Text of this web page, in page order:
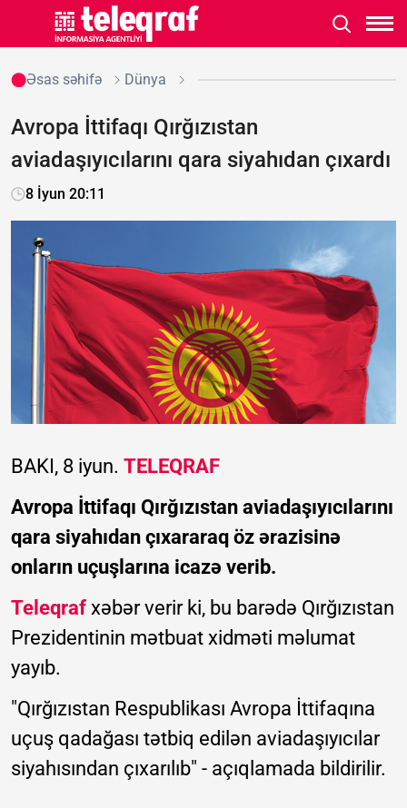
Əsas səhifə Dünya
Avropa İttifaqı Qırğızıstan
aviadaşıyıcılarını qara siyahıdan çıxardı
8 İyun 20:11
BAKI, 8 iyun. TELEQRAF
Avropa İttifaqı Qırğızıstan aviadaşıyıcılarını
qara siyahıdan çıxararaq öz ərazisinə
onların uçuşlarına icazə verib.
Teleqraf xəbər verir ki, bu barədə Qırğızıstan
Prezidentinin mətbuat xidməti məlumat
yayıb.
"Qırğızıstan Respublikası Avropa İttifaqına
uçuş qadağası tətbiq edilən aviadaşıyıcılar
siyahısından çıxarılıb" - açıqlamada bildirilir.